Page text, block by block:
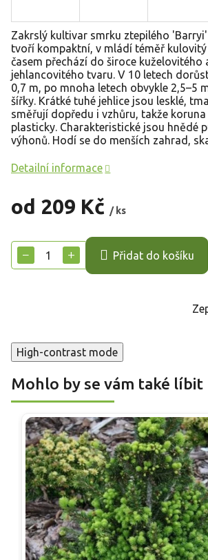
od 209 Kč / ks
cena:
+
− Přidat do košíku
Zakrslý kultivar smrku ztepilého
tvoří kompaktní, v mládí téměř
časem přechází do široce kuželovitého
jehlancovitého tvaru. V 10 letech
0,7 m, po mnoha letech obvykle 2,5–5
šířky. Krátké tuhé jehlice jsou lesklé,
směřují dopředu i vzhůru, takže
plasticky. Charakteristické jsou hnědé
výhonů. Hodí se do menších zahrad,
Detailní informace
High-contrast mode
Mohlo by se vám také líbit